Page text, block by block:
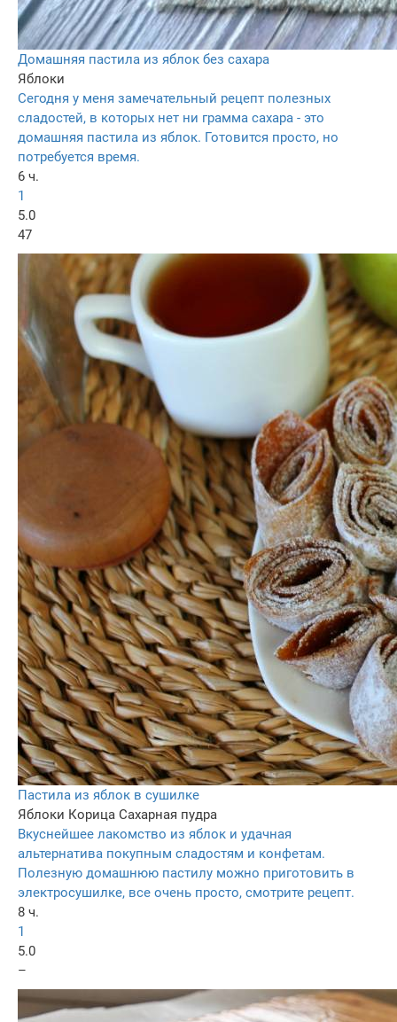
Домашняя пастила из яблок без сахара
Яблоки
Сегодня у меня замечательный рецепт полезных
сладостей, в которых нет ни грамма сахара - это
домашняя пастила из яблок. Готовится просто, но
потребуется время.
6 ч.
1
5.0
47
Пастила из яблок в сушилке
Яблоки Корица Сахарная пудра
Вкуснейшее лакомство из яблок и удачная
альтернатива покупным сладостям и конфетам.
Полезную домашнюю пастилу можно приготовить в
электросушилке, все очень просто, смотрите рецепт.
8 ч.
1
5.0
–